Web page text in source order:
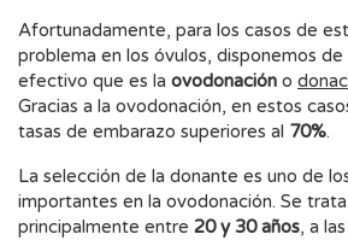
Afortunadamente, para los casos de
problema en los óvulos, disponemos
efectivo que es la ovodonación o
Gracias a la ovodonación, en estos
tasas de embarazo superiores al 70%.
La selección de la donante es uno de
importantes en la ovodonación. Se
principalmente entre 20 y 30 años, a